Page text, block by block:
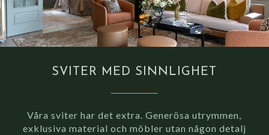
SVITER MED SINNLIGHET
Våra sviter har det extra. Generösa utrymmen,
exklusiva material och möbler utan någon detalj